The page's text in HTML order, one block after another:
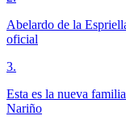
Abelardo de la
oficial
3.
Esta es la nueva
Nariño